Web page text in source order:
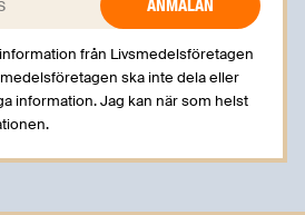
från Livsmedelsföretagen
ska inte dela eller
information. Jag kan när som helst